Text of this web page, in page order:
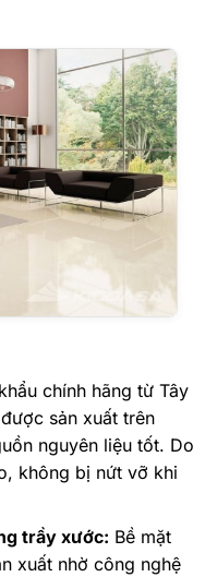
chính hãng từ Tây
sản xuất trên
nguyên liệu tốt. Do
không bị nứt vỡ khi
trầy xước: Bề mặt
xuất nhờ công nghệ